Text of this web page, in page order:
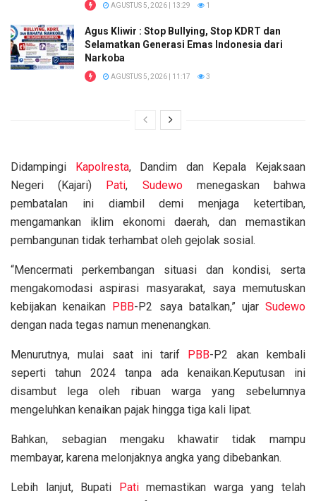
AGUSTUS 5, 2026 | 13:29 1
Agus Kliwir : Stop Bullying, Stop KDRT dan
Selamatkan Generasi Emas Indonesia dari
Narkoba
AGUSTUS 5, 2026 | 11:17 3
Didampingi Kapolresta, Dandim dan Kepala Kejaksaan
Negeri (Kajari) Pati, Sudewomenegaskan bahwa
pembatalan ini diambil demi menjaga ketertiban,
mengamankan iklim ekonomi daerah, dan memastikan
pembangunan tidak terhambat oleh gejolak sosial.
“Mencermati perkembangan situasi dan kondisi, serta
mengakomodasi aspirasi masyarakat, saya memutuskan
kebijakan kenaikan PBB-P2 saya batalkan,” ujarSudewo
dengan nada tegas namun menenangkan.
Menurutnya, mulai saat ini tarif PBB-P2 akan kembali
seperti tahun 2024 tanpa ada kenaikan.Keputusan ini
disambut lega oleh ribuan warga yang sebelumnya
mengeluhkan kenaikan pajak hingga tiga kali lipat.
Bahkan, sebagian mengaku khawatir tidak mampu
membayar, karena melonjaknya angka yang dibebankan.
Lebih lanjut, Bupati Patimemastikan warga yang telah